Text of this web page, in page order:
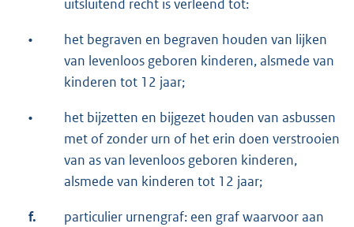
uitsluitend recht is verleend tot:
•
het begraven en begraven houden van lijken
van levenloos geboren kinderen, alsmede van
kinderen tot 12 jaar;
•
het bijzetten en bijgezet houden van asbussen
met of zonder urn of het erin doen verstrooien
van as van levenloos geboren kinderen,
alsmede van kinderen tot 12 jaar;
f.
particulier urnengraf: een graf waarvoor aan